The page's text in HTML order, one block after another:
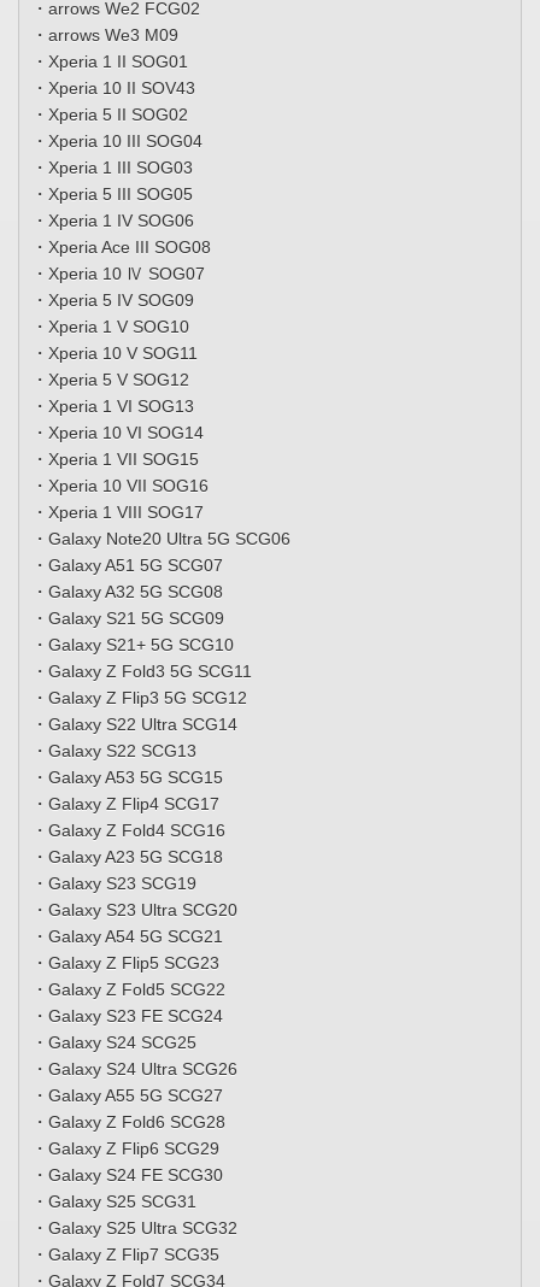
・arrows We2 FCG02
・arrows We3 M09
・Xperia 1 II SOG01
・Xperia 10 II SOV43
・Xperia 5 II SOG02
・Xperia 10 III SOG04
・Xperia 1 III SOG03
・Xperia 5 III SOG05
・Xperia 1 IV SOG06
・Xperia Ace III SOG08
・Xperia 10 Ⅳ SOG07
・Xperia 5 IV SOG09
・Xperia 1 V SOG10
・Xperia 10 V SOG11
・Xperia 5 V SOG12
・Xperia 1 VI SOG13
・Xperia 10 VI SOG14
・Xperia 1 VII SOG15
・Xperia 10 VII SOG16
・Xperia 1 VIII SOG17
・Galaxy Note20 Ultra 5G SCG06
・Galaxy A51 5G SCG07
・Galaxy A32 5G SCG08
・Galaxy S21 5G SCG09
・Galaxy S21+ 5G SCG10
・Galaxy Z Fold3 5G SCG11
・Galaxy Z Flip3 5G SCG12
・Galaxy S22 Ultra SCG14
・Galaxy S22 SCG13
・Galaxy A53 5G SCG15
・Galaxy Z Flip4 SCG17
・Galaxy Z Fold4 SCG16
・Galaxy A23 5G SCG18
・Galaxy S23 SCG19
・Galaxy S23 Ultra SCG20
・Galaxy A54 5G SCG21
・Galaxy Z Flip5 SCG23
・Galaxy Z Fold5 SCG22
・Galaxy S23 FE SCG24
・Galaxy S24 SCG25
・Galaxy S24 Ultra SCG26
・Galaxy A55 5G SCG27
・Galaxy Z Fold6 SCG28
・Galaxy Z Flip6 SCG29
・Galaxy S24 FE SCG30
・Galaxy S25 SCG31
・Galaxy S25 Ultra SCG32
・Galaxy Z Flip7 SCG35
・Galaxy Z Fold7 SCG34